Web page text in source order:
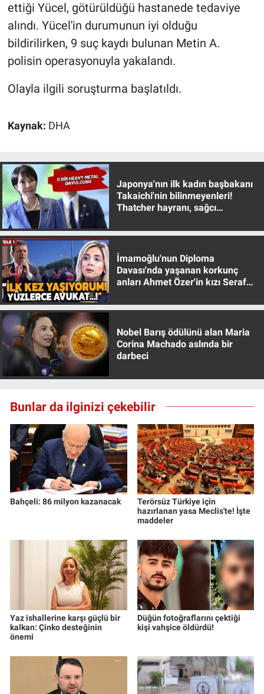
ettiği Yücel, götürüldüğü hastanede tedaviye
alındı. Yücel'in durumunun iyi olduğu
bildirilirken, 9 suç kaydı bulunan Metin A.
polisin operasyonuyla yakalandı.
Olayla ilgili soruşturma başlatıldı.
Kaynak: DHA
Japonya'nın ilk kadın başbakanı
Takaichi'nin bilinmeyenleri!
Thatcher hayranı, sağcı
İmamoğlu'nun Diploma
Davası'nda yaşanan korkunç
anları Ahmet Özer'in kızı Seraf
Nobel Barış ödülünü alan Maria
Corina Machado aslında bir
darbeci
Bunlar da ilginizi çekebilir
Bahçeli: 86 milyon kazanacak
Terörsüz Türkiye için
hazırlanan yasa Meclis'te! İşte
maddeler
Yaz ishallerine karşı güçlü bir
kalkan: Çinko desteğinin
önemi
Düğün fotoğraflarını çektiği
kişi vahşice öldürdü!
İlan
Kimdir
Nedir
Popüler
Programlar
Sağlık
Spor
Teknoloji
Türkiye'nin Geleceği
Türkiye'nin Gündemi
Yerel Gündem
Yerel Yaşam
Canlı Yayın